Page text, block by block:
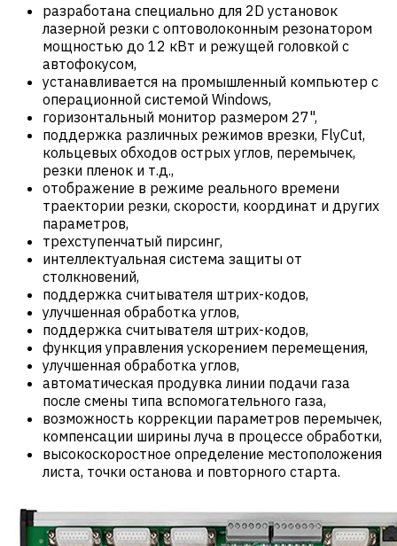
разработана специально для 2D установок
лазерной резки с оптоволоконным резонатором
мощностью до 12 кВт и режущей головкой с
автофокусом,
устанавливается на промышленный компьютер с
операционной системой Windows,
горизонтальный монитор размером 27",
поддержка различных режимов врезки, FlyCut,
кольцевых обходов острых углов, перемычек,
резки пленок и т.д.,
отображение в режиме реального времени
траектории резки, скорости, координат и других
параметров,
трехступенчатый пирсинг,
интеллектуальная система защиты от
столкновений,
поддержка считывателя штрих-кодов,
улучшенная обработка углов,
поддержка считывателя штрих-кодов,
функция управления ускорением перемещения,
улучшенная обработка углов,
автоматическая продувка линии подачи газа
после смены типа вспомогательного газа,
возможность коррекции параметров перемычек,
компенсации ширины луча в процессе обработки,
высокоскоростное определение местоположения
листа, точки останова и повторного старта.